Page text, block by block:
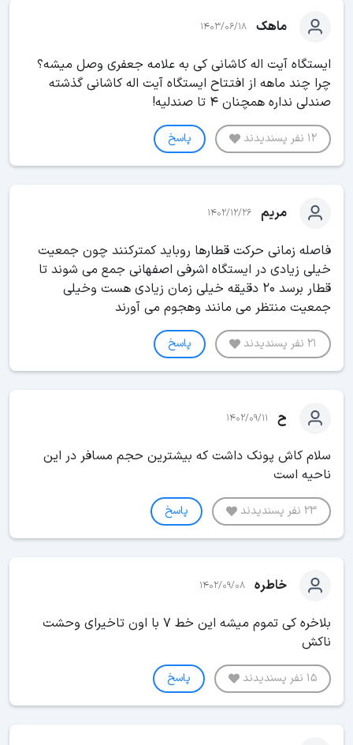
ماهک 1403/06/18
ایستگاه آیت اله کاشانی کی به علامه جعفری وصل میشه؟
چرا چند ماهه از افتتاح ایستگاه آیت اله کاشانی گذشته
صندلی نداره همچنان ۴ تا صندلیه!
12 نفر پسندیدند پاسخ
مریم 1402/12/26
فاصله زمانی حرکت قطارها روباید کمترکنند چون جمعیت
خیلی زیادی در ایستگاه اشرفی اصفهانی جمع می شوند تا
قطار برسد ۲۰ دقیقه خیلی زمان زیادی هست وخیلی
جمعیت منتظر می مانند وهجوم می آورند
21 نفر پسندیدند پاسخ
ح 1402/09/11
سلام کاش پونک داشت که بیشترین حجم مسافر در این
ناحیه است
23 نفر پسندیدند پاسخ
خاطره 1402/09/08
بلاخره کی تموم میشه این خط 7 با اون تاخیرای وحشت
ناکش
15 نفر پسندیدند پاسخ